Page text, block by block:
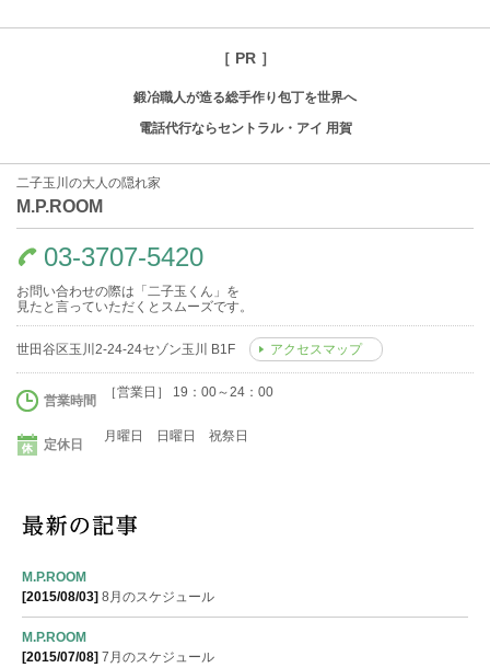
［ PR ］
鍛冶職人が造る総手作り包丁を世界へ
電話代行ならセントラル・アイ 用賀
二子玉川の大人の隠れ家
M.P.ROOM
03-3707-5420
お問い合わせの際は「二子玉くん」を
見たと言っていただくとスムーズです。
世田谷区玉川2-24-24セゾン玉川 B1F アクセスマップ
営業時間
［営業日］ 19：00～24：00
定休日
月曜日 日曜日 祝祭日
M.P.ROOM
[2015/08/03] 8月のスケジュール
M.P.ROOM
[2015/07/08] 7月のスケジュール